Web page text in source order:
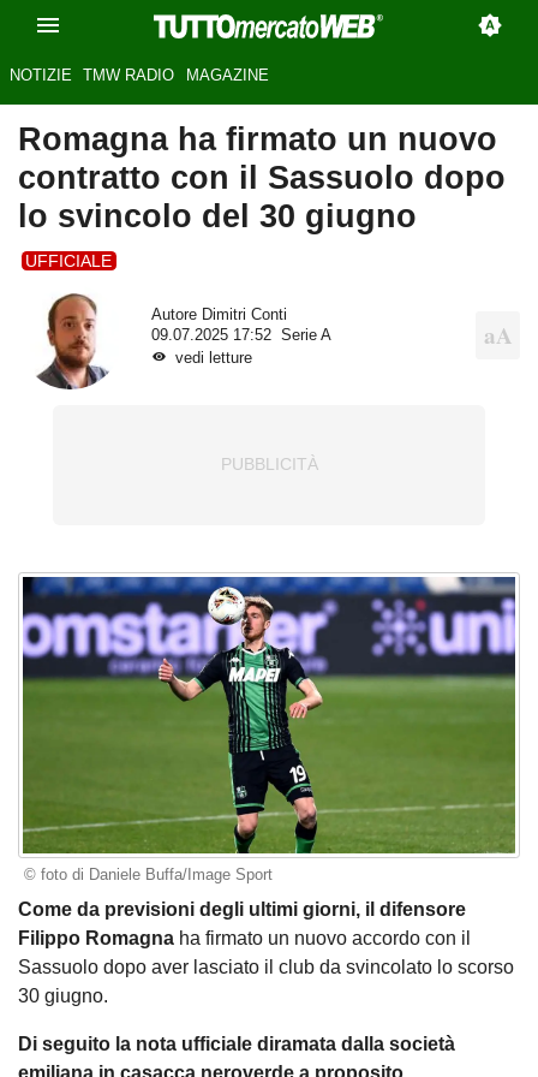
NOTIZIE TMW RADIO MAGAZINE
Romagna ha firmato un nuovo
contratto con il Sassuolo dopo
lo svincolo del 30 giugno
UFFICIALE
Autore Dimitri Conti
09.07.2025 17:52
Serie A
vedi letture
© foto di Daniele Buffa/Image Sport
Come da previsioni degli ultimi giorni, il difensore
Filippo Romagna ha firmato un nuovo accordo con il
Sassuolo dopo aver lasciato il club da svincolato lo scorso
30 giugno.
Di seguito la nota ufficiale diramata dalla società
emiliana in casacca neroverde a proposito